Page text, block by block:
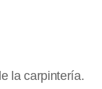
la carpintería.